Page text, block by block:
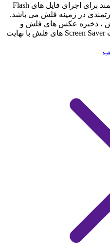
Flash Player Pro نرم افزاری قدرتمند برای اجرای فایل های Flash
در زمینه فلش می باشد.
، ذخیره عکس های فلش و
تنظیم انها به عنوان والپیپر، ساخت Screen Saver های فلش با نهایت